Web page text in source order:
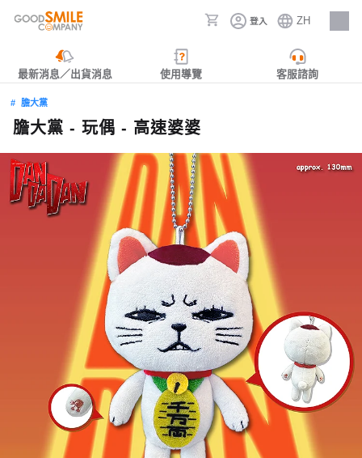
登入 ZH
人才招募
最新消息／出貨消息 使用導覽 客服諮詢
膽大黨
膽大黨 - 玩偶 - 高速婆婆